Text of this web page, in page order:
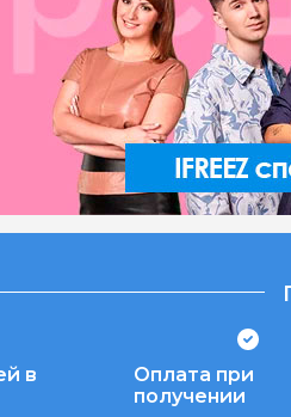
в
Оплата при
получении